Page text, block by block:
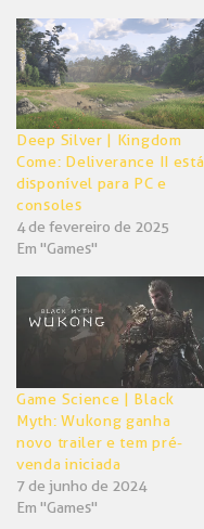
em
nova
janela)
em
nova
janela)
Deep Silver | Kingdom
Come: Deliverance II está
disponível para PC e
consoles
4 de fevereiro de 2025
Em "Games"
Game Science | Black
Myth: Wukong ganha
novo trailer e tem pré-
venda iniciada
7 de junho de 2024
Em "Games"